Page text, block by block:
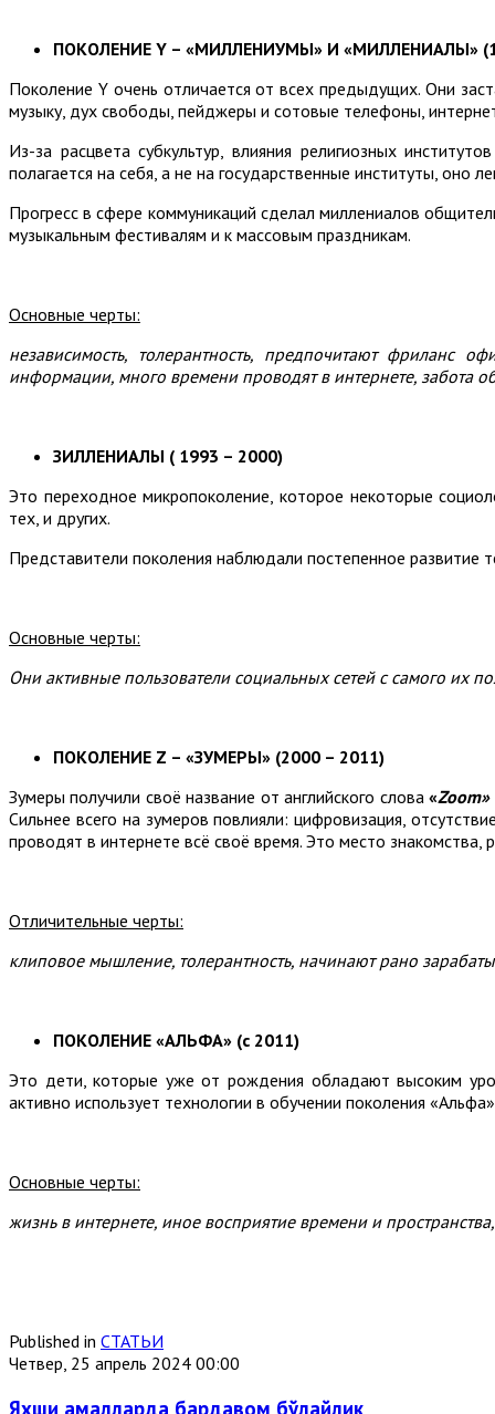
ПОКОЛЕНИЕ Y – «МИЛЛЕНИУМЫ» И «МИЛЛЕНИАЛЫ»
Поколение Y очень отличается от всех предыдущих. Они
музыку, дух свободы, пейджеры и сотовые телефоны,
Из-за расцвета субкультур, влияния религиозных
полагается на себя, а не на государственные институты, оно
Прогресс в сфере коммуникаций сделал миллениалов
музыкальным фестивалям и к массовым праздникам.
Основные черты:
независимость, толерантность, предпочитают фриланс
информации, много времени проводят в интернете, забота
ЗИЛЛЕНИАЛЫ ( 1993 – 2000)
Это переходное микропоколение, которое некоторые
тех, и других.
Представители поколения наблюдали постепенное развитие
Основные черты:
Они активные пользователи социальных сетей с самого их
ПОКОЛЕНИЕ Z – «ЗУМЕРЫ» (2000 – 2011)
Зумеры получили своё название от английского слова«Zoom»
Сильнее всего на зумеров повлияли: цифровизация,
проводят в интернете всё своё время. Это место знакомства,
Отличительные черты:
клиповое мышление, толерантность, начинают рано
ПОКОЛЕНИЕ «АЛЬФА» (с 2011)
Это дети, которые уже от рождения обладают высоким
активно использует технологии в обучении поколения
Основные черты:
жизнь в интернете, иное восприятие времени и
Published in СТАТЬИ
Четвер, 25 апрель 2024 00:00
Яхши амалларда бардавом бўлайлик